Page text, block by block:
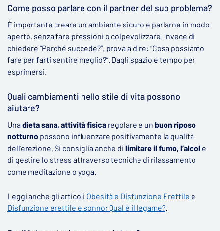
Come posso parlare con il partner del suo problema?
È importante creare un ambiente sicuro e parlarne in modo
aperto, senza fare pressioni o colpevolizzare. Invece di
chiedere “Perché succede?”, prova a dire: “Cosa possiamo
fare per farti sentire meglio?”. Dagli spazio e tempo per
esprimersi.
Quali cambiamenti nello stile di vita possono
aiutare?
Una dieta sana, attività fisica regolare e un buon riposo
notturno possono influenzare positivamente la qualità
dell’erezione. Si consiglia anche di limitare il fumo, l’alcol e
di gestire lo stress attraverso tecniche di rilassamento
come meditazione o yoga.
Leggi anche gli articoli Obesità e Disfunzione Erettile e
Disfunzione erettile e sonno: Qual è il legame?.